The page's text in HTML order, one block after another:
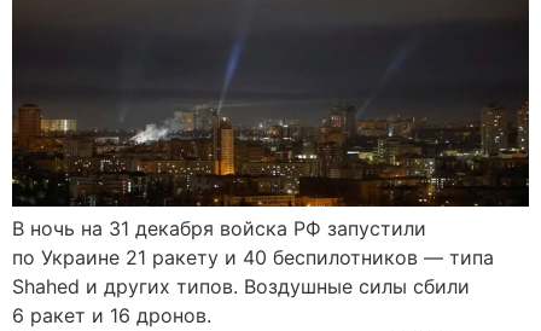
В ночь на 31 декабря войска РФ запустили
по Украине 21 ракету и 40 беспилотников — типа
Shahed и других типов. Воздушные силы сбили
6 ракет и 16 дронов.